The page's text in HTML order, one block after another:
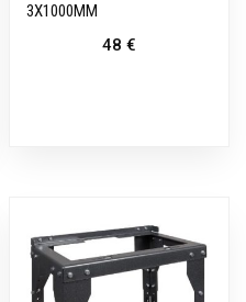
3X1000MM
48€